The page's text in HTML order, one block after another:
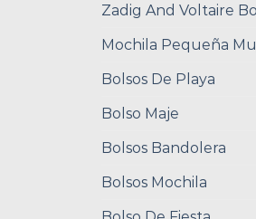
Zadig And Voltaire
Mochila Pequeña
Bolsos De Playa
Bolso Maje
Bolsos Bandolera
Bolsos Mochila